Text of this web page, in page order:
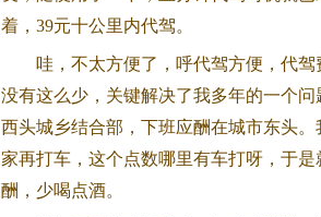
着，39元十公里内代驾。
哇，不太方便了，呼代驾方便，代
没有这么少，关键解决了我多年的一个问
西头城乡结合部，下班应酬在城市东头。
家再打车，这个点数哪里有车打呀，于是
酬，少喝点酒。